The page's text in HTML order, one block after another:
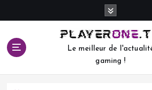
c
Le meilleur de
gaming !